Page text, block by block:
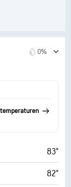
10 mi
0%
83°
82°